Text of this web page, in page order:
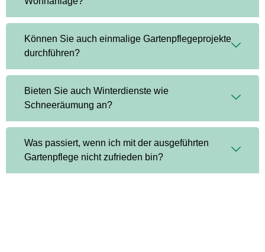
Können Sie auch einmalige Gartenpflegeprojekte
durchführen?
Bieten Sie auch Winterdienste wie
Schneeräumung an?
Was passiert, wenn ich mit der ausgeführten
Gartenpflege nicht zufrieden bin?